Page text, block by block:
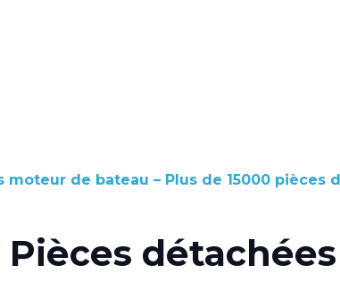
moteur de bateau – Plus de 15000 pièces
Pièces